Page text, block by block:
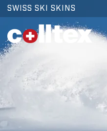
SWISS SKI SKINS